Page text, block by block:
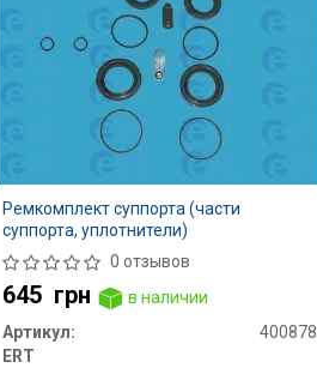
Ремкомплект суппорта (части
суппорта, уплотнители)
0 отзывов
645 грн
в наличии
Артикул:
400878
ERT